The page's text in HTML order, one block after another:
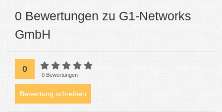
0 Bewertungen zu G1-Networks
GmbH
0
0 Bewertungen
Bewertung schreiben